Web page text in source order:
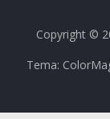
Copyright ©
Tema: